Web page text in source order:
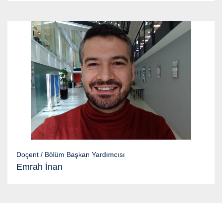
Doçent / Bölüm Başkan Yardımcısı
Emrah İnan